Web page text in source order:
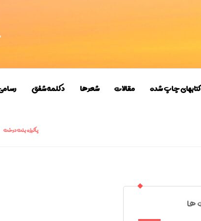
دکلمه شفق شعرها مقالات کتابهای چاپ شده
پاکیزه بنت درخت
ها